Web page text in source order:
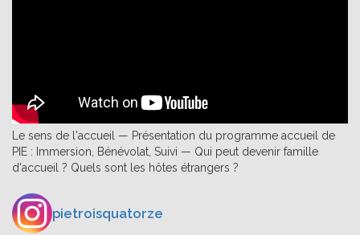
Le sens de l'accueil — Présentation du programme accueil de
PIE : Immersion, Bénévolat, Suivi — Qui peut devenir famille
d'accueil ? Quels sont les hôtes étrangers ?
pietroisquatorze